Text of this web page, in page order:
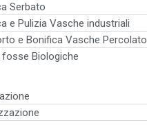
Serbato
e Pulizia Vasche industriali
e Bonifica Vasche Percolato
fosse Biologiche